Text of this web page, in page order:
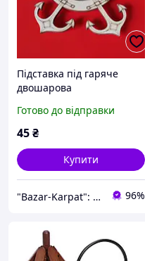
Підставка під гаряче
двошарова
Готово до відправки
45₴
Купити
"Bazar-Karpat": Усі багатства гір в одному місці! 96%